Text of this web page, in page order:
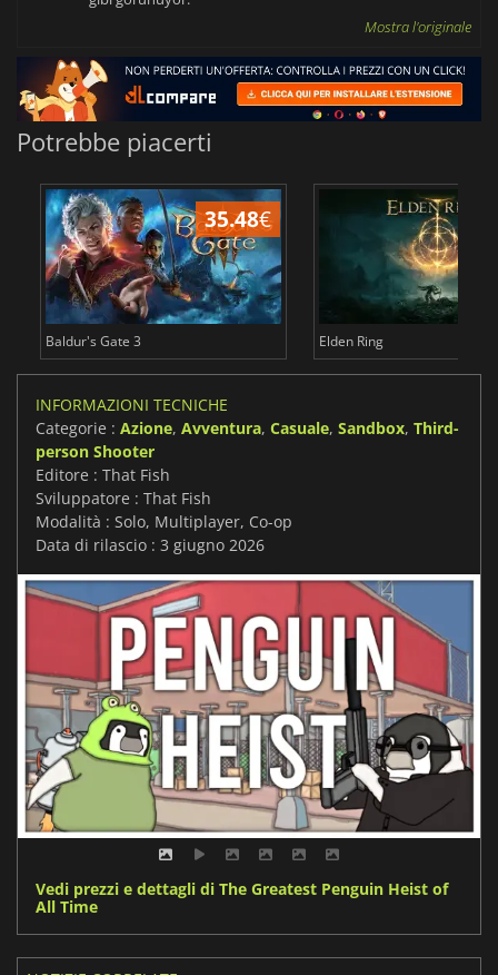
Mostra l'originale
Potrebbe piacerti
35.48€
Baldur's Gate 3 Elden Ring
INFORMAZIONI TECNICHE
Categorie : Azione, Avventura, Casuale, Sandbox, Third-
person Shooter
Editore : That Fish
Sviluppatore : That Fish
Modalità : Solo, Multiplayer, Co-op
Data di rilascio : 3 giugno 2026
Vedi prezzi e dettagli di The Greatest Penguin Heist of
All Time